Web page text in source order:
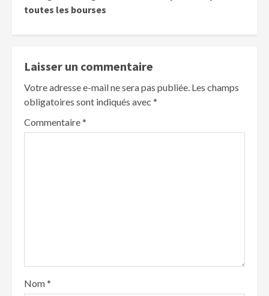
toutes les bourses
Laisser un commentaire
Votre adresse e-mail ne sera pas publiée. Les champs
obligatoires sont indiqués avec *
Commentaire*
Nom*